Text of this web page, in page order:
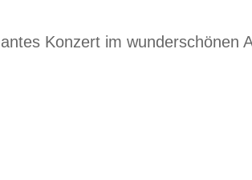
Konzert im wunderschönen